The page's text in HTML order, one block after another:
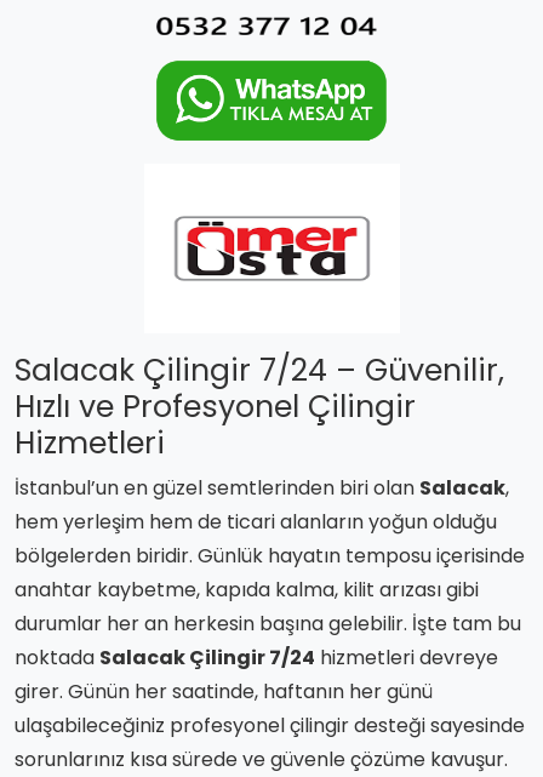
Salacak Çilingir 7/24 – Güvenilir,
Hızlı ve Profesyonel Çilingir
Hizmetleri
İstanbul’un en güzel semtlerinden biri olan Salacak,
hem yerleşim hem de ticari alanların yoğun olduğu
bölgelerden biridir. Günlük hayatın temposu içerisinde
anahtar kaybetme, kapıda kalma, kilit arızası gibi
durumlar her an herkesin başına gelebilir. İşte tam bu
noktada Salacak Çilingir 7/24 hizmetleri devreye
girer. Günün her saatinde, haftanın her günü
ulaşabileceğiniz profesyonel çilingir desteği sayesinde
sorunlarınız kısa sürede ve güvenle çözüme kavuşur.